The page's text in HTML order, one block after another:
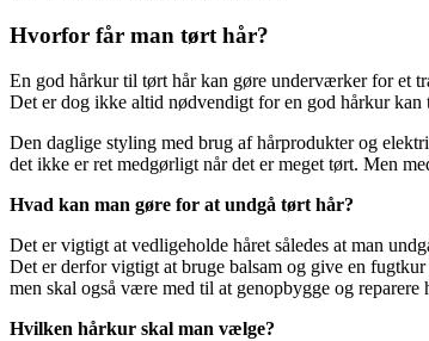
Hvorfor får man tørt hår?
En god hårkur til tørt hår kan gøre underværker for et
Det er dog ikke altid nødvendigt for en god hårkur
Den daglige styling med brug af hårprodukter og
det ikke er ret medgørligt når det er meget tørt. Men
Hvad kan man gøre for at undgå tørt hår?
Det er vigtigt at vedligeholde håret således at man
Det er derfor vigtigt at bruge balsam og give en
men skal også være med til at genopbygge og
Hvilken hårkur skal man vælge?